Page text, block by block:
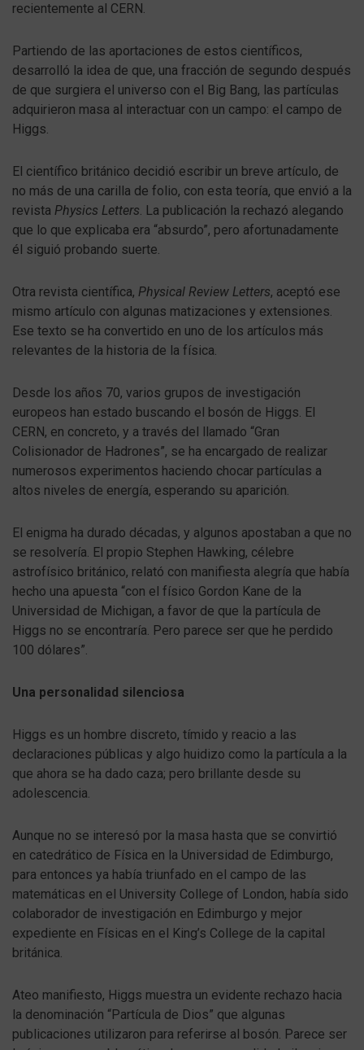
recientemente al CERN.
Partiendo de las aportaciones de estos científicos,
desarrolló la idea de que, una fracción de segundo después
de que surgiera el universo con el Big Bang, las partículas
adquirieron masa al interactuar con un campo: el campo de
Higgs.
El científico británico decidió escribir un breve artículo, de
no más de una carilla de folio, con esta teoría, que envió a la
revista Physics Letters. La publicación la rechazó alegando
que lo que explicaba era “absurdo”, pero afortunadamente
él siguió probando suerte.
Otra revista científica, Physical Review Letters, aceptó ese
mismo artículo con algunas matizaciones y extensiones.
Ese texto se ha convertido en uno de los artículos más
relevantes de la historia de la física.
Desde los años 70, varios grupos de investigación
europeos han estado buscando el bosón de Higgs. El
CERN, en concreto, y a través del llamado “Gran
Colisionador de Hadrones”, se ha encargado de realizar
numerosos experimentos haciendo chocar partículas a
altos niveles de energía, esperando su aparición.
El enigma ha durado décadas, y algunos apostaban a que no
se resolvería. El propio Stephen Hawking, célebre
astrofísico británico, relató con manifiesta alegría que había
hecho una apuesta “con el físico Gordon Kane de la
Universidad de Michigan, a favor de que la partícula de
Higgs no se encontraría. Pero parece ser que he perdido
100 dólares”.
Una personalidad silenciosa
Higgs es un hombre discreto, tímido y reacio a las
declaraciones públicas y algo huidizo como la partícula a la
que ahora se ha dado caza; pero brillante desde su
adolescencia.
Aunque no se interesó por la masa hasta que se convirtió
en catedrático de Física en la Universidad de Edimburgo,
para entonces ya había triunfado en el campo de las
matemáticas en el University College of London, había sido
colaborador de investigación en Edimburgo y mejor
expediente en Físicas en el King’s College de la capital
británica.
Ateo manifiesto, Higgs muestra un evidente rechazo hacia
la denominación “Partícula de Dios” que algunas
publicaciones utilizaron para referirse al bosón. Parece ser